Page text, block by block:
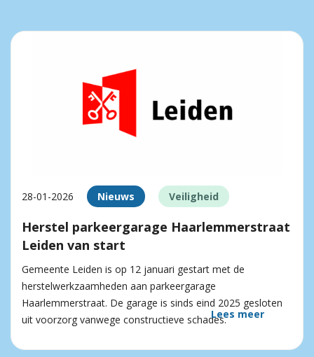
28-01-2026 Nieuws Veiligheid
Herstel parkeergarage Haarlemmerstraat
Leiden van start
Gemeente Leiden is op 12 januari gestart met de
herstelwerkzaamheden aan parkeergarage
Haarlemmerstraat. De garage is sinds eind 2025 gesloten
uit voorzorg vanwege constructieve schades.Lees meer